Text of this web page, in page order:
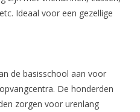
Ideaal voor een gezellige
de basisschool aan voor
De honderden
zorgen voor urenlang